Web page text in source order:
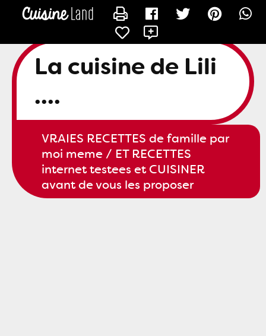
La cuisine de Lili
....
VRAIES RECETTES de famille par
moi meme / ET RECETTES
internet testees et CUISINER
avant de vous les proposer
CONTACTER SLILI34